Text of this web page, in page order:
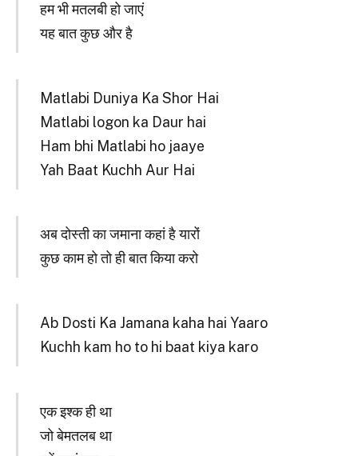
हम भी मतलबी हो जाएं
यह बात कुछ और है
Matlabi Duniya Ka Shor Hai
Matlabi logon ka Daur hai
Ham bhi Matlabi ho jaaye
Yah Baat Kuchh Aur Hai
अब दोस्ती का जमाना कहां है यारों
कुछ काम हो तो ही बात किया करो
Ab Dosti Ka Jamana kaha hai Yaaro
Kuchh kam ho to hi baat kiya karo
एक इश्क ही था
जो बेमतलब था